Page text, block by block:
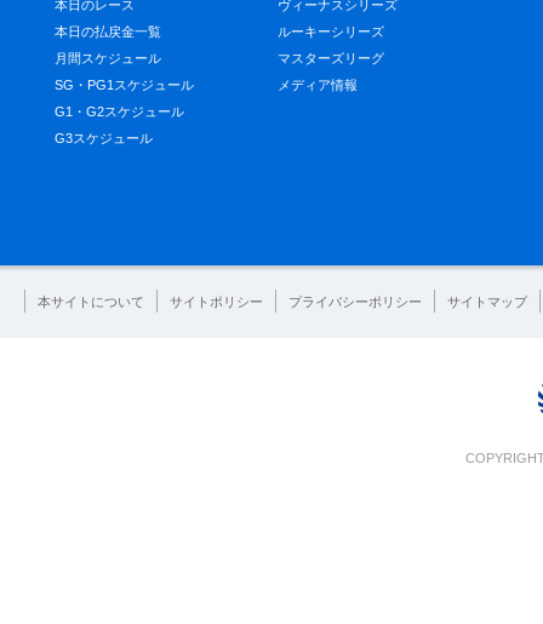
本日のレース
本日の払戻金一覧
月間スケジュール
SG・PG1スケジュール
G1・G2スケジュール
G3スケジュール
ヴィーナスシリーズ
ルーキーシリーズ
マスターズリーグ
メディア情報
本サイトについて サイトポリシー プライバシーポリシー サイトマップ